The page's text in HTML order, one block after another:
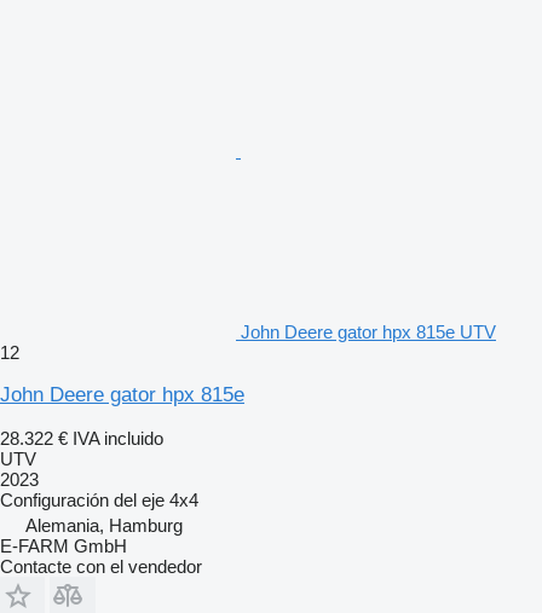
John Deere gator hpx 815e UTV
12
John Deere gator hpx 815e
28.322 € IVA incluido
UTV
2023
Configuración del eje 4x4
Alemania, Hamburg
E-FARM GmbH
Contacte con el vendedor